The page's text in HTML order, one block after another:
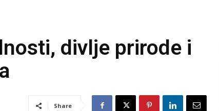
divlje prirode i
Share